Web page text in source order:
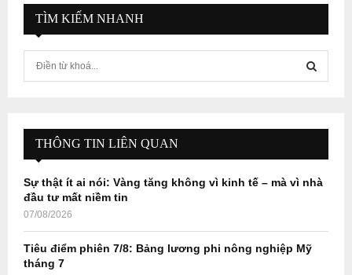
TÌM KIẾM NHANH
f
r
E
A
H
THÔNG TIN LIÊN QUAN
Sự thật ít ai nói: Vàng tăng không vì kinh tế – mà vì nhà
đầu tư mất niềm tin
07/08/2026
Tiêu điểm phiên 7/8: Bảng lương phi nông nghiệp Mỹ
tháng 7